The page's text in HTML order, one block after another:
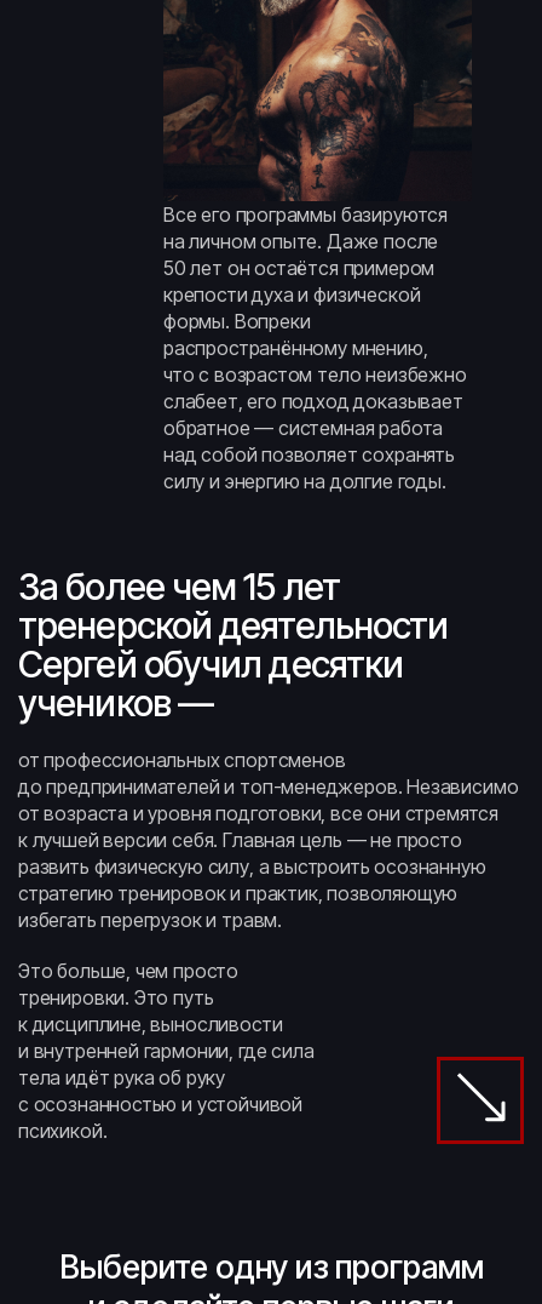
Все его программы базируются
на личном опыте. Даже после
50 лет он остаётся примером
крепости духа и физической
формы. Вопреки
распространённому мнению,
что с возрастом тело неизбежно
слабеет, его подход доказывает
обратное — системная работа
над собой позволяет сохранять
силу и энергию на долгие годы.
За более чем 15 лет
тренерской деятельности
Сергей обучил десятки
учеников —
от профессиональных спортсменов
до предпринимателей и топ-менеджеров. Независимо
от возраста и уровня подготовки, все они стремятся
к лучшей версии себя. Главная цель — не просто
развить физическую силу, а выстроить осознанную
стратегию тренировок и практик, позволяющую
избегать перегрузок и травм.
Это больше, чем просто
тренировки. Это путь
к дисциплине, выносливости
и внутренней гармонии, где сила
тела идёт рука об руку
с осознанностью и устойчивой
психикой.
Выберите одну из программ